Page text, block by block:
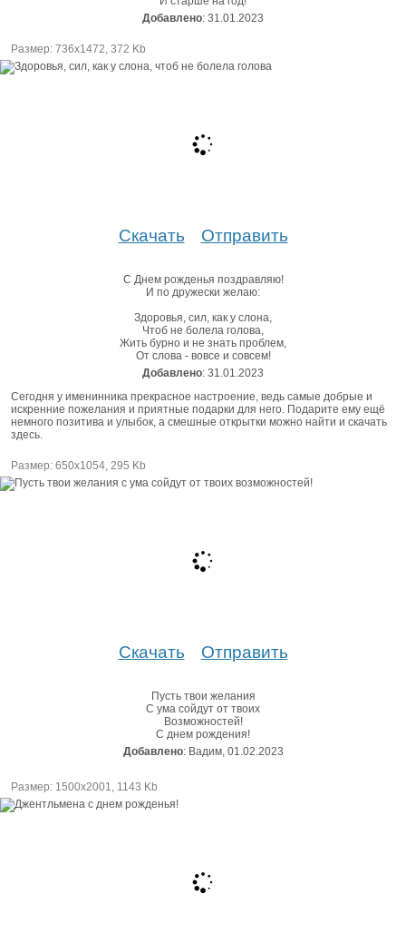
Добавлено: 31.01.2023
Размер: 736х1472, 372 Kb
Скачать Отправить
С Днем рожденья поздравляю!
И по дружески желаю:
Здоровья, сил, как у слона,
Чтоб не болела голова,
Жить бурно и не знать проблем,
От слова - вовсе и совсем!
Добавлено: 31.01.2023
Сегодня у именинника прекрасное настроение, ведь самые добрые и
искренние пожелания и приятные подарки для него. Подарите ему ещё
немного позитива и улыбок, а смешные открытки можно найти и скачать
здесь.
Размер: 650х1054, 295 Kb
Скачать Отправить
Пусть твои желания
С ума сойдут от твоих
Возможностей!
С днем рождения!
Добавлено: Вадим, 01.02.2023
Размер: 1500х2001, 1143 Kb